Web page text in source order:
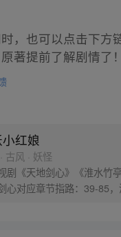
，也可以点击下方
原著提前了解剧情了！
红娘
古风 · 妖怪
视剧《天地剑心》《淮水竹
心对应章节指路：39-85，